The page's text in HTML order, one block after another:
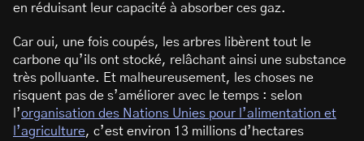
en réduisant leur capacité à absorber ces gaz.
Car oui, une fois coupés, les arbres libèrent tout le
carbone qu’ils ont stocké, relâchant ainsi une substance
très polluante. Et malheureusement, les choses ne
risquent pas de s’améliorer avec le temps : selon
l’organisation des Nations Unies pour l’alimentation et
l’agriculture, c’est environ 13 millions d’hectares